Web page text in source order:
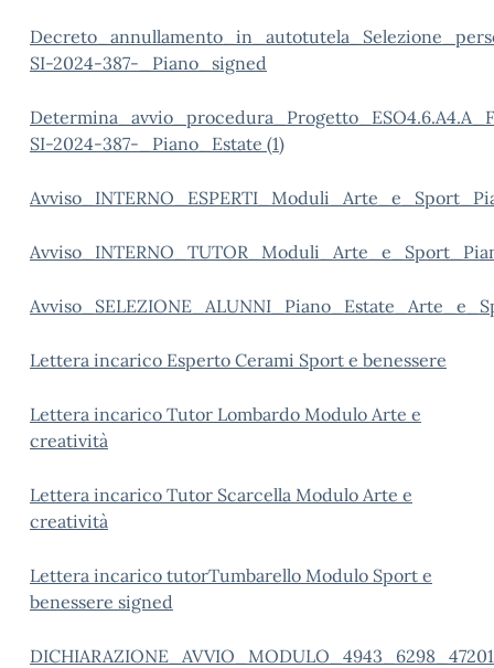
SI-2024-387-_Piano_signed
SI-2024-387-_Piano_Estate (1)
Lettera incarico Esperto Cerami Sport e benessere
Lettera incarico Tutor Lombardo Modulo Arte e
creatività
Lettera incarico Tutor Scarcella Modulo Arte e
creatività
Lettera incarico tutorTumbarello Modulo Sport e
benessere signed